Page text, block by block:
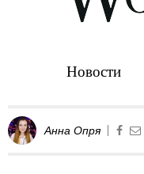
Новости
Анна Опря